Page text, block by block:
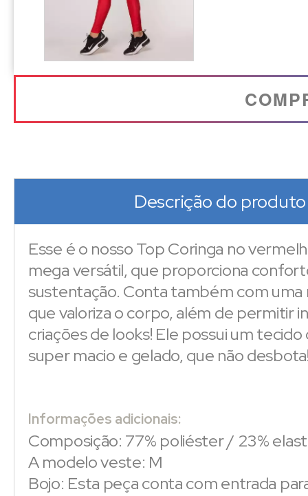
Descrição do produto
Esse é o nosso Top Coringa no
mega versátil, que proporciona
sustentação. Conta também com
que valoriza o corpo, além de permitir
criações de looks! Ele possui um
super macio e gelado, que não
Informações adicionais:
Composição: 77% poliéster / 23%
A modelo veste: M
Bojo: Esta peça conta com entrada